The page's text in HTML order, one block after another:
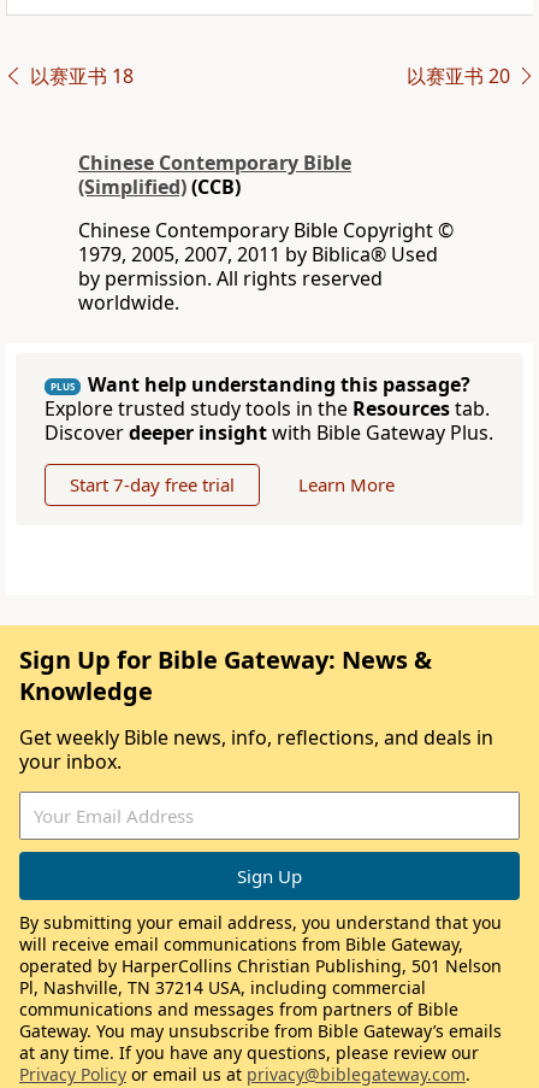
以赛亚书 18 以赛亚书 20
Chinese Contemporary Bible
(Simplified)(CCB)
Chinese Contemporary Bible Copyright ©
1979, 2005, 2007, 2011 by Biblica® Used
by permission. All rights reserved
worldwide.
PLUS
Want help understanding this passage?
Explore trusted study tools in the Resourcestab.
Discoverdeeper insightwith Bible Gateway Plus.
Start 7-day free trial Learn More
Sign Up for Bible Gateway: News &
Knowledge
Get weekly Bible news, info, reflections, and deals in
your inbox.
By submitting your email address, you understand that you
will receive email communications from Bible Gateway,
operated by HarperCollins Christian Publishing, 501 Nelson
Pl, Nashville, TN 37214 USA, including commercial
communications and messages from partners of Bible
Gateway. You may unsubscribe from Bible Gateway’s emails
at any time. If you have any questions, please review our
Privacy Policy or email us at privacy@biblegateway.com.